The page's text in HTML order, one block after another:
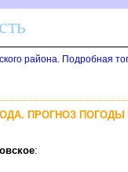
района. Подробная
ПРОГНОЗ
: